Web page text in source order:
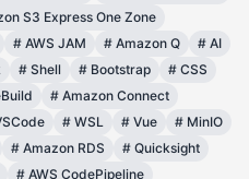
S3 Express One Zone
# AWS JAM # Amazon Q # AI
# Shell # Bootstrap # CSS
# Amazon Connect
# WSL # Vue # MinIO
# Amazon RDS # Quicksight
# AWS CodePipeline